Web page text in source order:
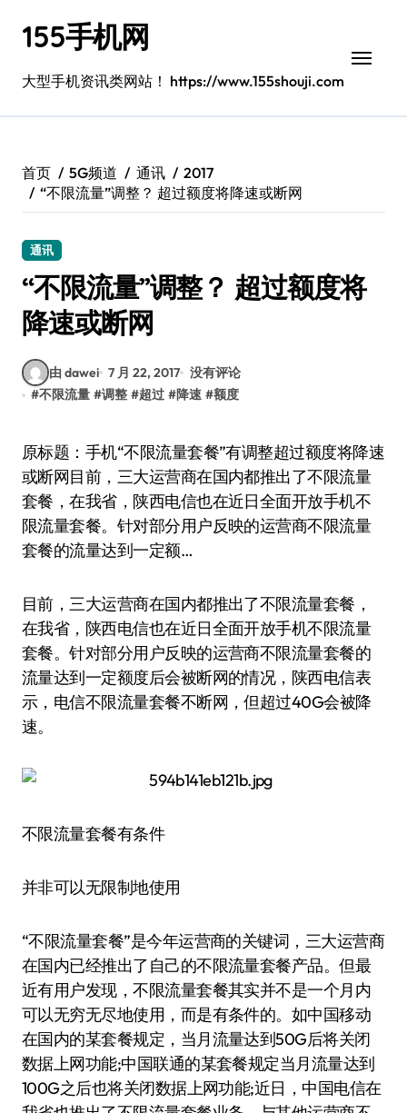
155手机网
大型手机资讯类网站！ https://www.155shouji.com
首页 5G频道 通讯
2017
“不限流量”调整？ 超过额度将降速或断网
通讯
“不限流量”调整？ 超过额度将
降速或断网
由 dawei 7 月 22, 2017 没有评论
#不限流量 #调整 #超过 #降速 #额度
原标题：手机“不限流量套餐”有调整超过额度将降速
或断网目前，三大运营商在国内都推出了不限流量
套餐，在我省，陕西电信也在近日全面开放手机不
限流量套餐。针对部分用户反映的运营商不限流量
套餐的流量达到一定额…
目前，三大运营商在国内都推出了不限流量套餐，
在我省，陕西电信也在近日全面开放手机不限流量
套餐。针对部分用户反映的运营商不限流量套餐的
流量达到一定额度后会被断网的情况，陕西电信表
示，电信不限流量套餐不断网，但超过40G会被降
速。
不限流量套餐有条件
并非可以无限制地使用
“不限流量套餐”是今年运营商的关键词，三大运营商
在国内已经推出了自己的不限流量套餐产品。但最
近有用户发现，不限流量套餐其实并不是一个月内
可以无穷无尽地使用，而是有条件的。如中国移动
在国内的某套餐规定，当月流量达到50G后将关闭
数据上网功能;中国联通的某套餐规定当月流量达到
100G之后也将关闭数据上网功能;近日，中国电信在